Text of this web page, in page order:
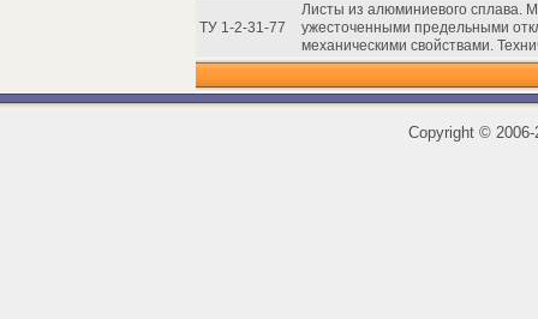
ТУ 1-2-31-77
Листы из алюминиевого сплава.
ужесточенными предельными
механическими свойствами.
Copyright ©